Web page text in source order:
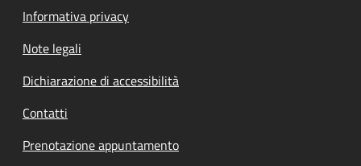
Informativa privacy
Note legali
Dichiarazione di accessibilità
Contatti
Prenotazione appuntamento